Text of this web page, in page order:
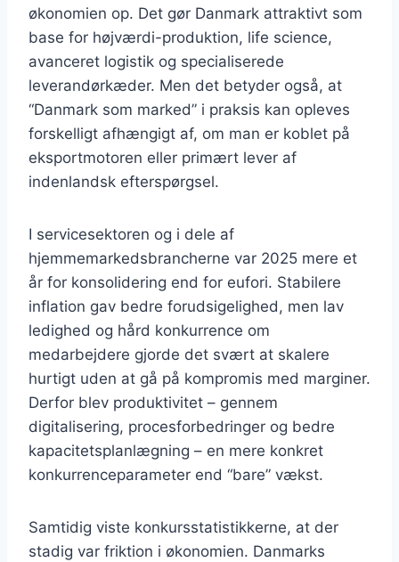
økonomien op. Det gør Danmark attraktivt som
base for højværdi-produktion, life science,
avanceret logistik og specialiserede
leverandørkæder. Men det betyder også, at
“Danmark som marked” i praksis kan opleves
forskelligt afhængigt af, om man er koblet på
eksportmotoren eller primært lever af
indenlandsk efterspørgsel.
I servicesektoren og i dele af
hjemmemarkedsbrancherne var 2025 mere et
år for konsolidering end for eufori. Stabilere
inflation gav bedre forudsigelighed, men lav
ledighed og hård konkurrence om
medarbejdere gjorde det svært at skalere
hurtigt uden at gå på kompromis med marginer.
Derfor blev produktivitet – gennem
digitalisering, procesforbedringer og bedre
kapacitetsplanlægning – en mere konkret
konkurrenceparameter end “bare” vækst.
Samtidig viste konkursstatistikkerne, at der
stadig var friktion i økonomien. Danmarks